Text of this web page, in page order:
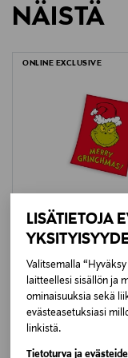
LISÄTIETOJA
Valitsemalla
laitteellesi sisällön ja
ominaisuuksia sekä
evästeasetuksiasi
linkistä.
Tietoturva ja
1586903
pehmeä
lämmin
fleecepeitto 130x170
LUE TARKEMMAT
NÄISTÄ
ONLINE EXCLUSIVE
CARBOTEX
Grinch Fleecehuopa 130 x
Original Price
27,99 €